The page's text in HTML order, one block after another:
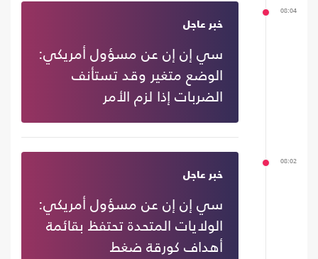
08:04
خبر عاجل
سي إن إن عن مسؤول أمريكي:
الوضع متغير وقد تستأنف
الضربات إذا لزم الأمر
08:02
خبر عاجل
سي إن إن عن مسؤول أمريكي:
الولايات المتحدة تحتفظ بقائمة
أهداف كورقة ضغط